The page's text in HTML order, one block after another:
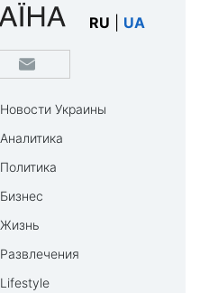
RU UA
Новости Украины
Аналитика
Политика
Бизнес
Жизнь
Развлечения
Lifestyle